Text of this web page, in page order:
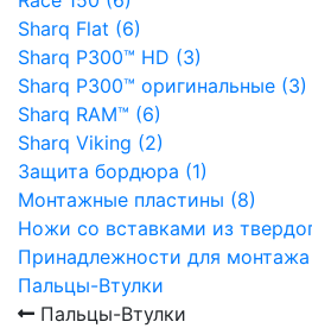
Sharq Flat (6)
Sharq P300™ HD (3)
Sharq P300™ оригинальные (3)
Sharq RAM™ (6)
Sharq Viking (2)
Защита бордюра (1)
Монтажные пластины (8)
Ножи со вставками из
Принадлежности для монтажа
Пальцы-Втулки
Пальцы-Втулки